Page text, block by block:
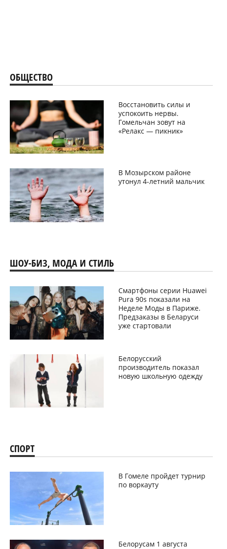
ОБЩЕСТВО
Восстановить силы и
успокоить нервы.
Гомельчан зовут на
«Релакс — пикник»
В Мозырском районе
утонул 4-летний мальчик
ШОУ-БИЗ, МОДА И СТИЛЬ
Смартфоны серии Huawei
Pura 90s показали на
Неделе Моды в Париже.
Предзаказы в Беларуси
уже стартовали
Белорусский
производитель показал
новую школьную одежду
СПОРТ
В Гомеле пройдет турнир
по воркауту
Белорусам 1 августа